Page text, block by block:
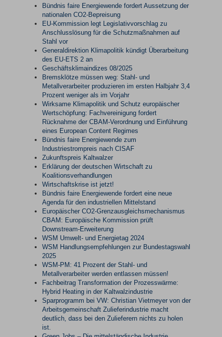
Bündnis faire Energiewende fordert Aussetzung der
nationalen CO2-Bepreisung
EU-Kommission legt Legislativvorschlag zu
Anschlusslösung für die Schutzmaßnahmen auf
Stahl vor
Generaldirektion Klimapolitik kündigt Überarbeitung
des EU-ETS 2 an
Geschäftsklimaindizes 08/2025
Bremsklötze müssen weg: Stahl- und
Metallverarbeiter produzieren im ersten Halbjahr 3,4
Prozent weniger als im Vorjahr
Wirksame Klimapolitik und Schutz europäischer
Wertschöpfung: Fachvereinigung fordert
Rücknahme der CBAM-Verordnung und Einführung
eines European Content Regimes
Bündnis faire Energiewende zum
Industriestrompreis nach CISAF
Zukunftspreis Kaltwalzer
Erklärung der deutschen Wirtschaft zu
Koalitionsverhandlungen
Wirtschaftskrise ist jetzt!
Bündnis faire Energiewende fordert eine neue
Agenda für den industriellen Mittelstand
Europäischer CO2-Grenzausgleichsmechanismus
CBAM: Europäische Kommission prüft
Downstream-Erweiterung
WSM Umwelt- und Energietag 2024
WSM Handlungsempfehlungen zur Bundestagswahl
2025
WSM-PM: 41 Prozent der Stahl- und
Metallverarbeiter werden entlassen müssen!
Fachbeitrag Transformation der Prozesswärme:
Hybrid Heating in der Kaltwalzindustrie
Sparprogramm bei VW: Christian Vietmeyer von der
Arbeitsgemeinschaft Zulieferindustrie macht
deutlich, dass bei den Zulieferern nichts zu holen
ist.